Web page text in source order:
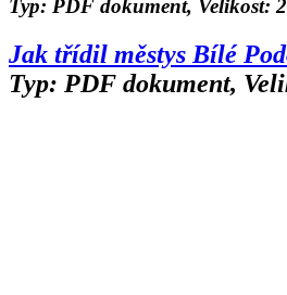
Typ: PDF dokument, Velikost:
Jak třídil městys Bílé
Typ: PDF dokument,